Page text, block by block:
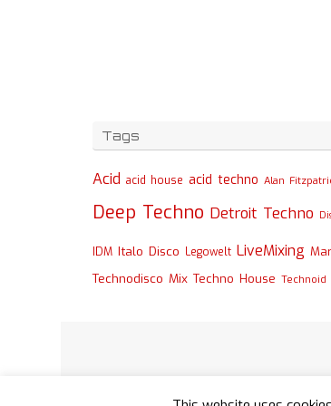
Tags
Acid acid house acid techno Alan
Deep Techno Detroit Techno
IDM Italo Disco Legowelt LiveMixing
Technodisco Mix Techno House Technoid